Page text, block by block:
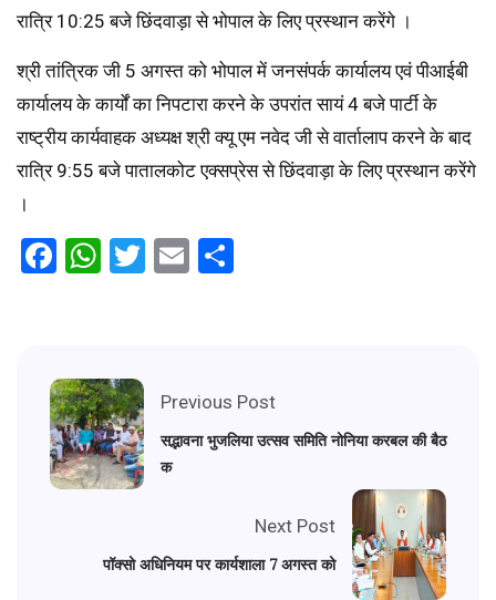
रात्रि 10:25 बजे छिंदवाड़ा से भोपाल के लिए प्रस्थान करेंगे ।
श्री तांत्रिक जी 5 अगस्त को भोपाल में जनसंपर्क कार्यालय एवं पीआईबी
कार्यालय के कार्यों का निपटारा करने के उपरांत सायं 4 बजे पार्टी के
राष्ट्रीय कार्यवाहक अध्यक्ष श्री क्यू एम नवेद जी से वार्तालाप करने के बाद
रात्रि 9:55 बजे पातालकोट एक्सप्रेस से छिंदवाड़ा के लिए प्रस्थान करेंगे
।
Facebook
WhatsApp
Twitter
Email
Previous Post
सद्भावना भुजलिया उत्सव समिति नोनिया करबल की बैठ
क
Next Post
पॉक्सो अधिनियम पर कार्यशाला 7 अगस्त को